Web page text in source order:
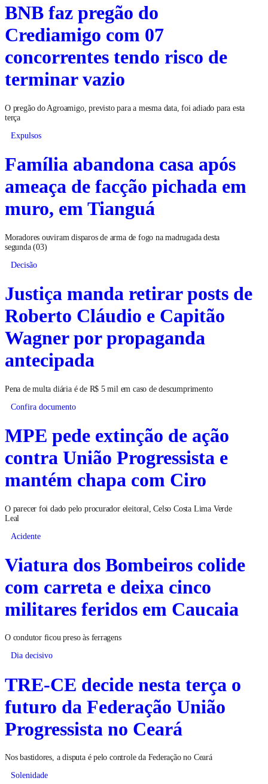
BNB faz pregão do
Crediamigo com 07
concorrentes tendo risco de
terminar vazio
O pregão do Agroamigo, previsto para a mesma data, foi adiado para esta
terça
Expulsos
Família abandona casa após
ameaça de facção pichada em
muro, em Tianguá
Moradores ouviram disparos de arma de fogo na madrugada desta
segunda (03)
Decisão
Justiça manda retirar posts de
Roberto Cláudio e Capitão
Wagner por propaganda
antecipada
Pena de multa diária é de R$ 5 mil em caso de descumprimento
Confira documento
MPE pede extinção de ação
contra União Progressista e
mantém chapa com Ciro
O parecer foi dado pelo procurador eleitoral, Celso Costa Lima Verde
Leal
Acidente
Viatura dos Bombeiros colide
com carreta e deixa cinco
militares feridos em Caucaia
O condutor ficou preso às ferragens
Dia decisivo
TRE-CE decide nesta terça o
futuro da Federação União
Progressista no Ceará
Nos bastidores, a disputa é pelo controle da Federação no Ceará
Solenidade